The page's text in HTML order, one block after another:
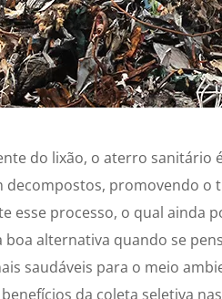
do lixão, o aterro sanitário
decompostos, promovendo
esse processo, o qual ainda
alternativa quando se
saudáveis para o meio
da coleta seletiva